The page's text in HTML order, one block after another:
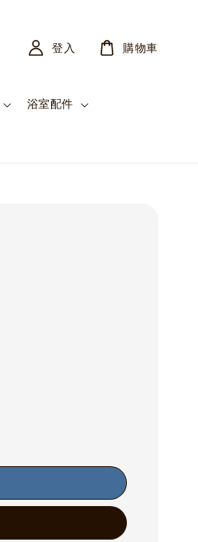
浴室配件
登入 購物車